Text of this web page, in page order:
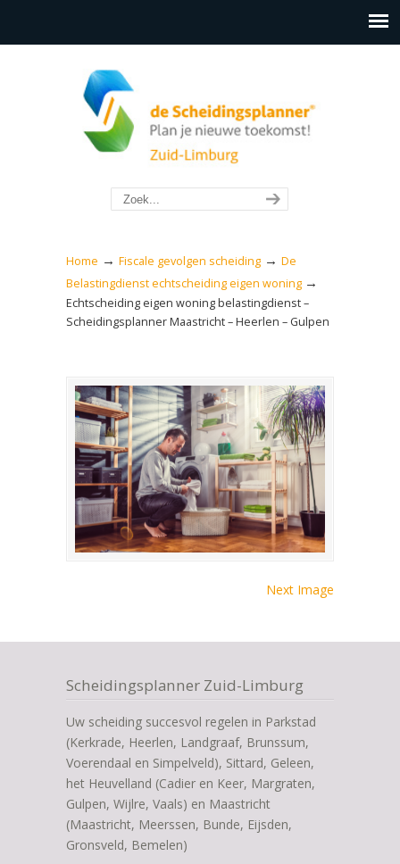
Home → Fiscale gevolgen scheiding → De
Belastingdienst echtscheiding eigen woning →
Echtscheiding eigen woning belastingdienst –
Scheidingsplanner Maastricht – Heerlen – Gulpen
Next Image
Scheidingsplanner Zuid-Limburg
Uw scheiding succesvol regelen in Parkstad
(Kerkrade, Heerlen, Landgraaf, Brunssum,
Voerendaal en Simpelveld), Sittard, Geleen,
het Heuvelland (Cadier en Keer, Margraten,
Gulpen, Wijlre, Vaals) en Maastricht
(Maastricht, Meerssen, Bunde, Eijsden,
Gronsveld, Bemelen)